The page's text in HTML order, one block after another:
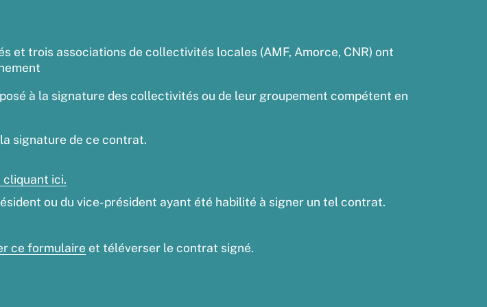
et trois associations de collectivités locales (AMF, Amorce, CNR) ont
à la signature des collectivités ou de leur groupement compétent en
signature de ce contrat.
cliquant ici.
ou du vice-président ayant été habilité à signer un tel contrat.
ce formulaire et téléverser le contrat signé.